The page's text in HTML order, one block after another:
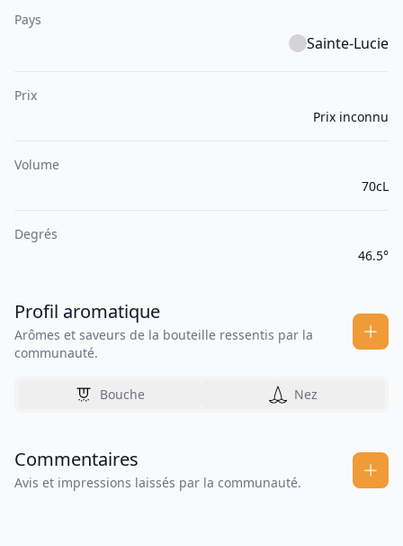
Pays
Sainte-Lucie
Prix
Prix inconnu
Volume
70cL
Degrés
46.5°
Profil aromatique
Arômes et saveurs de la bouteille ressentis par la
communauté.
Bouche Nez
Commentaires
Avis et impressions laissés par la communauté.